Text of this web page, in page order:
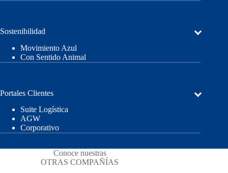
Sostenibilidad
Movimiento Azul
Con Sentido Animal
Portales Clientes
Suite Logística
AGW
Corporativo
Conoce nuestras
OTRAS COMPAÑÍAS